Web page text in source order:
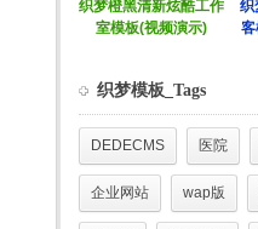
织梦模板_Tags
DEDECMS 医院
企业网站 wap版